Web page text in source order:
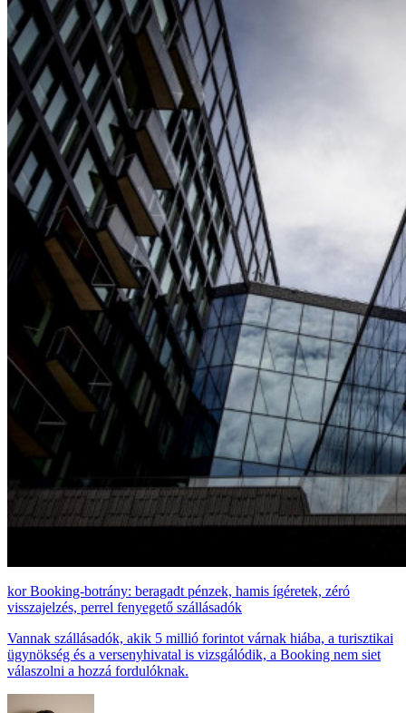
Booking-botrány: beragadt pénzek, hamis ígéretek, zéró
visszajelzés, perrel fenyegető szállásadók
Vannak szállásadók, akik 5 millió forintot várnak hiába, a turisztikai
ügynökség és a versenyhivatal is vizsgálódik, a Booking nem siet
válaszolni a hozzá fordulóknak.